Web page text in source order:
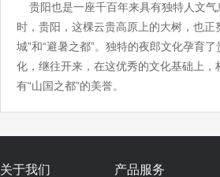
贵阳也是一座千百年来具有独特人文气
时，贵阳，这棵云贵高原上的大树，也
城”和“避暑之都”。独特的夜郎文化孕育
化，继往开来，在这优秀的文化基础上
有“山国之都”的美誉。
关于我们 产品服务